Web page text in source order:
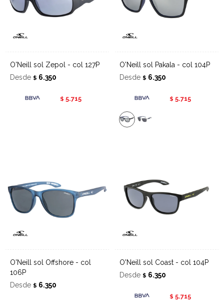
O'Neill sol Zepol - col 127P
Desde $ 6.350
$ 5.715
O'Neill sol Pakala - col 104P
Desde $ 6.350
$ 5.715
O'Neill sol Offshore - col
106P
Desde $ 6.350
O'Neill sol Coast - col 104P
Desde $ 6.350
$ 5.715